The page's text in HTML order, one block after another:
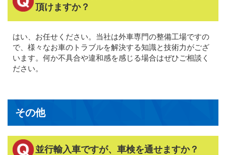
頂けますか？
はい、お任せください。当社は外車専門の整備工場ですの
で、様々なお車のトラブルを解決する知識と技術力がござ
います。何か不具合や違和感を感じる場合はぜひご相談く
ださい。
その他
並行輸入車ですが、車検を通せますか？